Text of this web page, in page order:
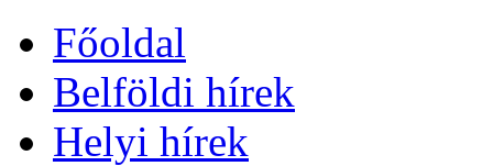
Főoldal
Belföldi hírek
Helyi hírek